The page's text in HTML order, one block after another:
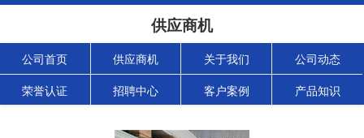
供应商机
公司首页 供应商机 关于我们 公司动态
荣誉认证 招聘中心 客户案例 产品知识